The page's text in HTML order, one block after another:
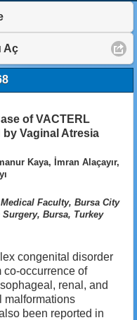
Aç
of VACTERL
Vaginal Atresia
Kaya, İmran Alaçayır,
Faculty, Bursa City
Bursa, Turkey
congenital disorder
co-occurrence of
renal, and
malformations
been reported in